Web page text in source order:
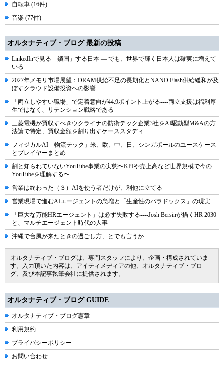
自転車 (16件)
音楽 (77件)
オルタナティブ・ブログ 最新の投稿
LinkedInで見る「鎖国」する日本 ― でも、世界で輝く日本人は確実に増えて
いる
2027年メモリ市場展望：DRAM供給不足の長期化とNAND Flash供給緩和が及
ぼすクラウド設備投資への影響
「両立しやすい職場」で定着意向が44.9ポイント上がる----両立支援は福利厚
生ではなく、リテンション戦略である
三菱電機が買収すべきウクライナの防衛テック企業3社をAI駆動型M&Aの方
法論で特定、買収金額を割り出すケーススタディ
フィジカルAI「物流テック」米、欧、中、日、シンガポールのユースケース
とプレイヤーまとめ
割と知られていないYouTube事業の実態〜KPIや売上高など世界規模で今の
YouTubeを理解する〜
営業は終わった（３）AIを使う者だけが、利他に立てる
営業現場で進むAIエージェントの急増と「生産性のパラドックス」の現実
「巨大な万能HRエージェント」は必ず失敗する----Josh Bersinが描くHR 2030
と、マルチエージェント時代の人事
沖縄で台風が来たときの過ごし方、とでも言うか
オルタナティブ・ブログは、専門スタッフにより、企画・構成されていま
す。入力頂いた内容は、アイティメディアの他、オルタナティブ・ブロ
グ、及び本記事執筆会社に提供されます。
オルタナティブ・ブログ GUIDE
オルタナティブ・ブログ憲章
利用規約
プライバシーポリシー
お問い合わせ